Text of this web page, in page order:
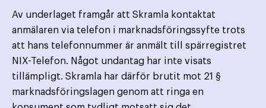
Av underlaget framgår att Skramla kontaktat
anmälaren via telefon i marknadsföringssyfte trots
att hans telefonnummer är anmält till spärregistret
NIX-Telefon. Något undantag har inte visats
tillämpligt. Skramla har därför brutit mot 21 §
marknadsföringslagen genom att ringa en